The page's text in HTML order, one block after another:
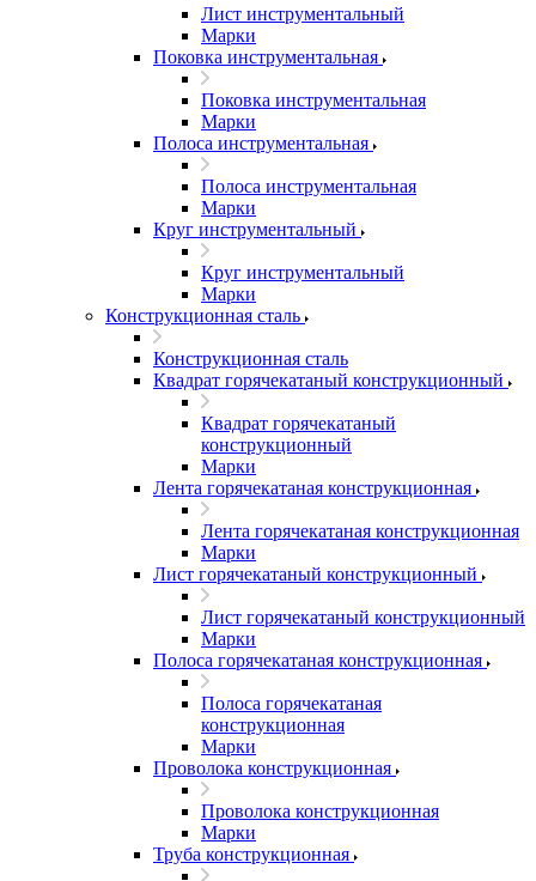
Лист инструментальный
Марки
Поковка инструментальная
Поковка инструментальная
Марки
Полоса инструментальная
Полоса инструментальная
Марки
Круг инструментальный
Круг инструментальный
Марки
Конструкционная сталь
Конструкционная сталь
Квадрат горячекатаный конструкционный
Квадрат горячекатаный
конструкционный
Марки
Лента горячекатаная конструкционная
Лента горячекатаная конструкционная
Марки
Лист горячекатаный конструкционный
Лист горячекатаный конструкционный
Марки
Полоса горячекатаная конструкционная
Полоса горячекатаная
конструкционная
Марки
Проволока конструкционная
Проволока конструкционная
Марки
Труба конструкционная